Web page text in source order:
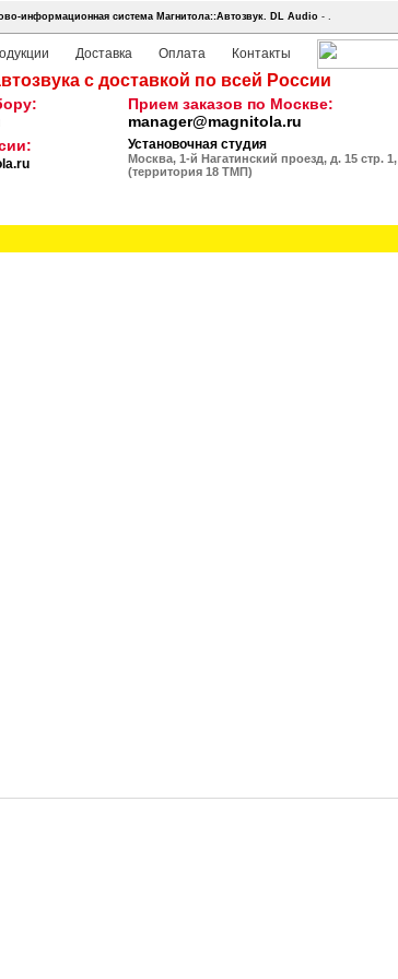
информационная система Магнитола::Автозвук. DL Audio - .
Доставка Оплата Контакты
с доставкой по всей России
Прием заказов по Москве:
manager@magnitola.ru
Установочная студия
Москва, 1-й Нагатинский проезд, д. 15 стр. 1,
(территория 18 ТМП)